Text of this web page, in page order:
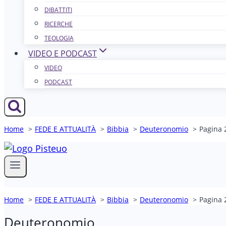
DIBATTITI
RICERCHE
TEOLOGIA
VIDEO E PODCAST
VIDEO
PODCAST
Home FEDE E ATTUALITÀ Bibbia Deuteronomio Pagina
Home FEDE E ATTUALITÀ Bibbia Deuteronomio Pagina